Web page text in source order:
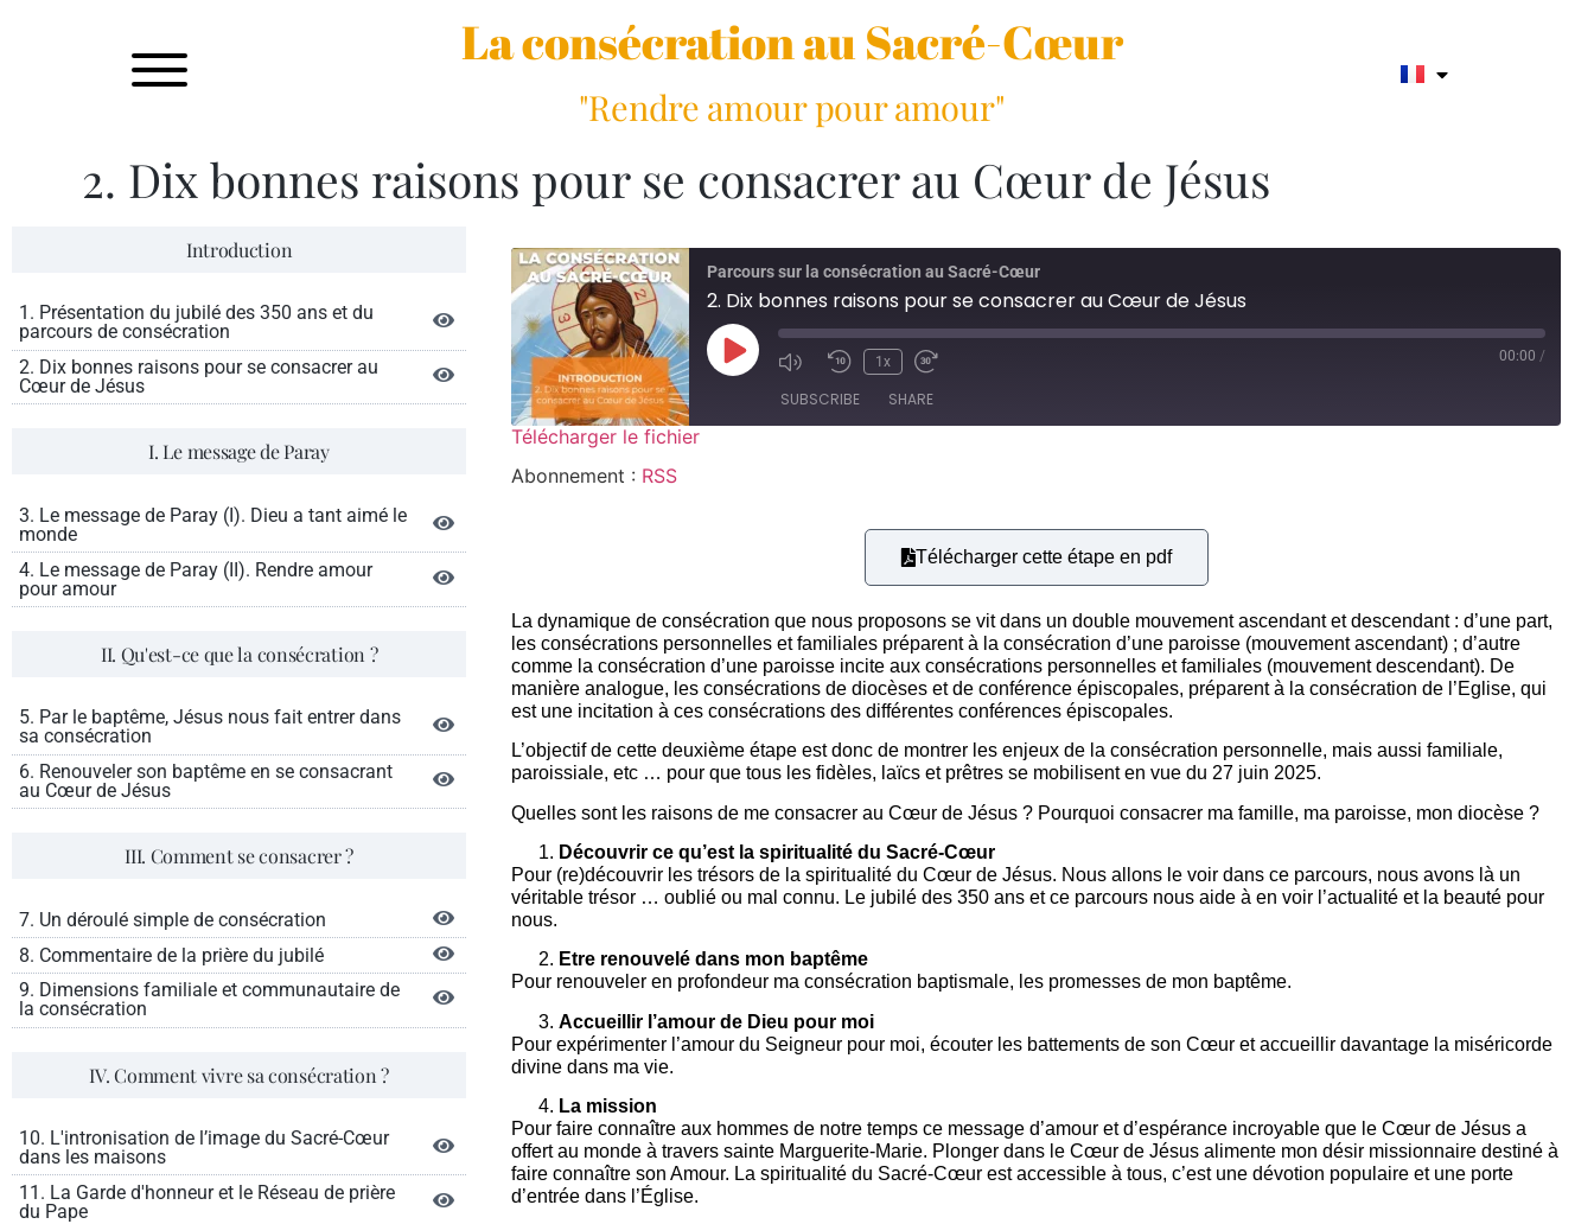
La consécration au Sacré-Cœur
"Rendre amour pour amour"
2. Dix bonnes raisons pour se consacrer au Cœur de Jésus
Introduction
1. Présentation du jubilé des 350 ans et du
parcours de consécration
2. Dix bonnes raisons pour se consacrer au
Cœur de Jésus
I. Le message de Paray
3. Le message de Paray (I). Dieu a tant aimé le
monde
4. Le message de Paray (II). Rendre amour
pour amour
II. Qu'est-ce que la consécration ?
5. Par le baptême, Jésus nous fait entrer dans
sa consécration
6. Renouveler son baptême en se consacrant
au Cœur de Jésus
III. Comment se consacrer ?
7. Un déroulé simple de consécration
8. Commentaire de la prière du jubilé
9. Dimensions familiale et communautaire de
la consécration
IV. Comment vivre sa consécration ?
10. L'intronisation de l’image du Sacré-Cœur
dans les maisons
11. La Garde d'honneur et le Réseau de prière
du Pape
Parcours sur la consécration au Sacré-Cœur
2. Dix bonnes raisons pour se consacrer au Cœur de Jésus
1x 00:00 /
SUBSCRIBE SHARE
RSS
SHARE
Télécharger le fichier
Abonnement : RSS
Télécharger cette étape en pdf
La dynamique de consécration que nous proposons se vit dans un double mouvement ascendant et descendant : d’une part,
les consécrations personnelles et familiales préparent à la consécration d’une paroisse (mouvement ascendant) ; d’autre
comme la consécration d’une paroisse incite aux consécrations personnelles et familiales (mouvement descendant). De
manière analogue, les consécrations de diocèses et de conférence épiscopales, préparent à la consécration de l’Eglise, qui
est une incitation à ces consécrations des différentes conférences épiscopales.
L’objectif de cette deuxième étape est donc de montrer les enjeux de la consécration personnelle, mais aussi familiale,
paroissiale, etc … pour que tous les fidèles, laïcs et prêtres se mobilisent en vue du 27 juin 2025.
Quelles sont les raisons de me consacrer au Cœur de Jésus ? Pourquoi consacrer ma famille, ma paroisse, mon diocèse ?
Découvrir ce qu’est la spiritualité du Sacré-Cœur
Pour (re)découvrir les trésors de la spiritualité du Cœur de Jésus. Nous allons le voir dans ce parcours, nous avons là un
véritable trésor … oublié ou mal connu. Le jubilé des 350 ans et ce parcours nous aide à en voir l’actualité et la beauté pour
nous.
Etre renouvelé dans mon baptême
Pour renouveler en profondeur ma consécration baptismale, les promesses de mon baptême.
Accueillir l’amour de Dieu pour moi
Pour expérimenter l’amour du Seigneur pour moi, écouter les battements de son Cœur et accueillir davantage la miséricorde
divine dans ma vie.
La mission
Pour faire connaître aux hommes de notre temps ce message d’amour et d’espérance incroyable que le Cœur de Jésus a
offert au monde à travers sainte Marguerite-Marie. Plonger dans le Cœur de Jésus alimente mon désir missionnaire destiné à
faire connaître son Amour. La spiritualité du Sacré-Cœur est accessible à tous, c’est une dévotion populaire et une porte
d’entrée dans l’Église.